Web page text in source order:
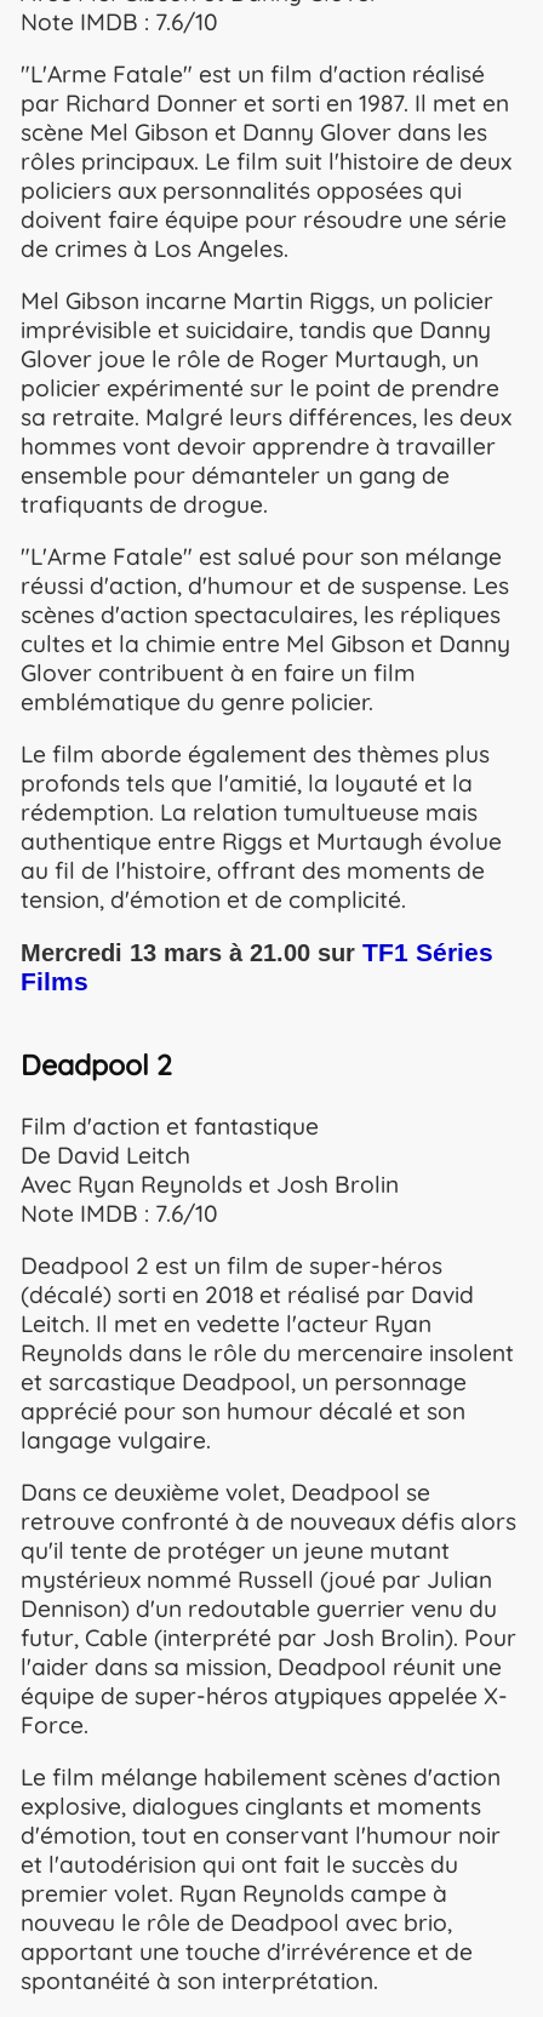
Note IMDB : 7.6/10
"L'Arme Fatale" est un film d'action réalisé
par Richard Donner et sorti en 1987. Il met en
scène Mel Gibson et Danny Glover dans les
rôles principaux. Le film suit l'histoire de deux
policiers aux personnalités opposées qui
doivent faire équipe pour résoudre une série
de crimes à Los Angeles.
Mel Gibson incarne Martin Riggs, un policier
imprévisible et suicidaire, tandis que Danny
Glover joue le rôle de Roger Murtaugh, un
policier expérimenté sur le point de prendre
sa retraite. Malgré leurs différences, les deux
hommes vont devoir apprendre à travailler
ensemble pour démanteler un gang de
trafiquants de drogue.
"L'Arme Fatale" est salué pour son mélange
réussi d'action, d'humour et de suspense. Les
scènes d'action spectaculaires, les répliques
cultes et la chimie entre Mel Gibson et Danny
Glover contribuent à en faire un film
emblématique du genre policier.
Le film aborde également des thèmes plus
profonds tels que l'amitié, la loyauté et la
rédemption. La relation tumultueuse mais
authentique entre Riggs et Murtaugh évolue
au fil de l'histoire, offrant des moments de
tension, d'émotion et de complicité.
Mercredi 13 mars à 21.00 sur TF1 Séries
Films
Deadpool 2
Film d'action et fantastique
De David Leitch
Avec Ryan Reynolds et Josh Brolin
Note IMDB : 7.6/10
Deadpool 2 est un film de super-héros
(décalé) sorti en 2018 et réalisé par David
Leitch. Il met en vedette l'acteur Ryan
Reynolds dans le rôle du mercenaire insolent
et sarcastique Deadpool, un personnage
apprécié pour son humour décalé et son
langage vulgaire.
Dans ce deuxième volet, Deadpool se
retrouve confronté à de nouveaux défis alors
qu'il tente de protéger un jeune mutant
mystérieux nommé Russell (joué par Julian
Dennison) d'un redoutable guerrier venu du
futur, Cable (interprété par Josh Brolin). Pour
l'aider dans sa mission, Deadpool réunit une
équipe de super-héros atypiques appelée X-
Force.
Le film mélange habilement scènes d'action
explosive, dialogues cinglants et moments
d'émotion, tout en conservant l'humour noir
et l'autodérision qui ont fait le succès du
premier volet. Ryan Reynolds campe à
nouveau le rôle de Deadpool avec brio,
apportant une touche d'irrévérence et de
spontanéité à son interprétation.